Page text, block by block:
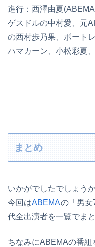
進行：西澤由夏
ゲスドルの中村愛、元
の西村歩乃果、ボート
ハマカーン、小松彩夏
まとめ
いかがでしたでしょうか
今回はABEMAの「男女
代全出演者を一覧でま
ちなみにABEMAの番